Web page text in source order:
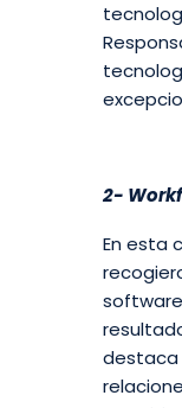
2-
En esta
destaca